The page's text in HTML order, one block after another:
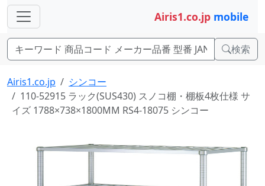
Airis1.co.jp mobile
検索
Airis1.co.jp
シンコー
110-52915 ラック(SUS430) スノコ棚・棚板4枚仕様 サ
イズ 1788×738×1800MM RS4-18075 シンコー